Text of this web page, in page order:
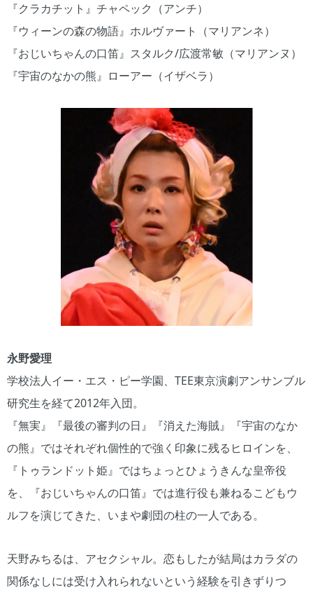
『クラカチット』チャペック（アンチ）
『ウィーンの森の物語』ホルヴァート（マリアンネ）
『おじいちゃんの口笛』スタルク/広渡常敏（マリアンヌ）
『宇宙のなかの熊』ローアー（イザベラ）
永野愛理
学校法人イー・エス・ピー学園、TEE東京演劇アンサンブル
研究生を経て2012年入団。
『無実』『最後の審判の日』『消えた海賊』『宇宙のなか
の熊』ではそれぞれ個性的で強く印象に残るヒロインを、
『トゥランドット姫』ではちょっとひょうきんな皇帝役
を、『おじいちゃんの口笛』では進行役も兼ねるこどもウ
ルフを演じてきた、いまや劇団の柱の一人である。
天野みちるは、アセクシャル。恋もしたが結局はカラダの
関係なしには受け入れられないという経験を引きずりつ